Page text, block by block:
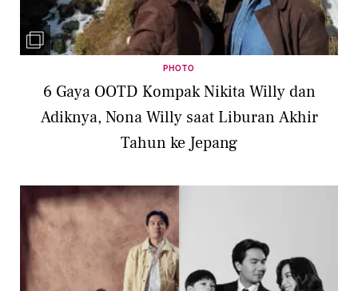
PHOTO
6 Gaya OOTD Kompak Nikita Willy dan
Adiknya, Nona Willy saat Liburan Akhir
Tahun ke Jepang